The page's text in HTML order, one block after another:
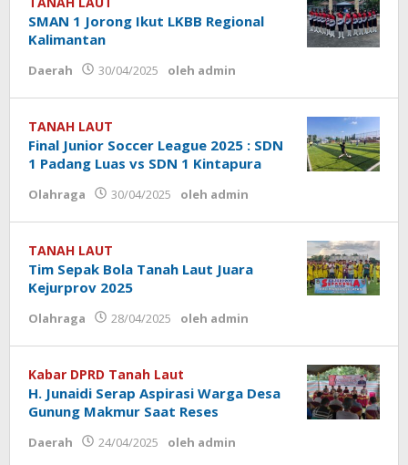
SMAN 1 Jorong Ikut LKBB Regional
Kalimantan
Daerah 30/04/2025 oleh admin
TANAH LAUT
Final Junior Soccer League 2025 : SDN
1 Padang Luas vs SDN 1 Kintapura
Olahraga 30/04/2025 oleh admin
TANAH LAUT
Tim Sepak Bola Tanah Laut Juara
Kejurprov 2025
Olahraga 28/04/2025 oleh admin
Kabar DPRD Tanah Laut
H. Junaidi Serap Aspirasi Warga Desa
Gunung Makmur Saat Reses
Daerah 24/04/2025 oleh admin